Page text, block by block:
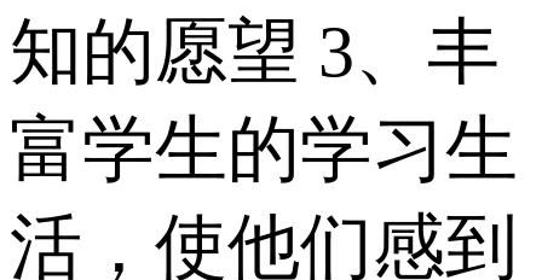
知的愿望 3、丰
富学生的学习生
活，使他们感到